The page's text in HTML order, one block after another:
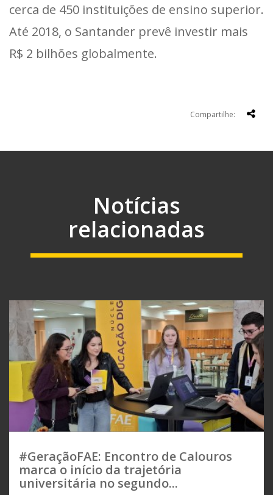
cerca de 450 instituições de ensino superior.
Até 2018, o Santander prevê investir mais
R$ 2 bilhões globalmente.
Compartilhe:
Notícias
relacionadas
#GeraçãoFAE: Encontro de Calouros
marca o início da trajetória
universitária no segundo...